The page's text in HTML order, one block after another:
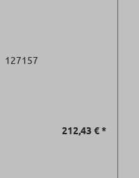
127157
212,43 €*